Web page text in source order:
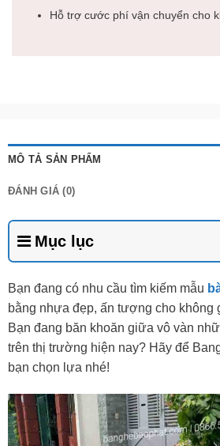
Hỗ trợ cước phí vận chuyển cho
MÔ TẢ SẢN PHẨM
ĐÁNH GIÁ (0)
Mục lục
Bạn đang có nhu cầu tìm kiếm mẫu
bằng nhựa đẹp, ấn tượng cho không
Bạn đang băn khoăn giữa vô vàn
trên thị trường hiện nay? Hãy để
bạn chọn lựa nhé!